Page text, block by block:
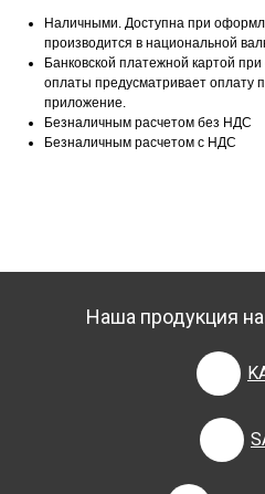
Наличными. Доступна при
производится в национальной
Банковской платежной картой
оплаты предусматривает оплату
приложение.
Безналичным расчетом без НДС
Безналичным расчетом с НДС
Наша продукция